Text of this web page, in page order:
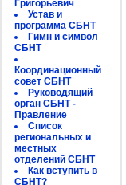
Григорьевич
Устав и
программа СБНТ
Гимн и символ
СБНТ
Координационный
совет СБНТ
Руководящий
орган СБНТ -
Правление
Список
региональных и
местных
отделений СБНТ
Как вступить в
СБНТ?